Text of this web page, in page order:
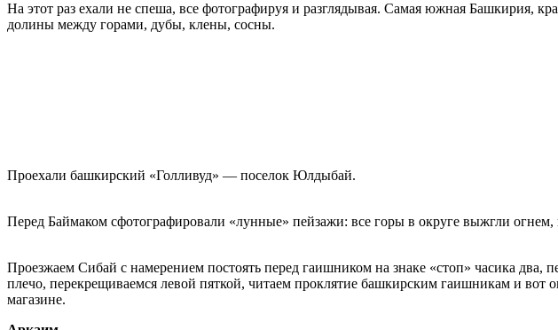
На этот раз ехали не спеша, все фотографируя и разглядывая. Самая южная Башкирия,
долины между горами, дубы, клены, сосны.
Проехали башкирский «Голливуд» — поселок Юлдыбай.
Перед Баймаком сфотографировали «лунные» пейзажи: все горы в округе выжгли
Проезжаем Сибай с намерением постоять перед гаишником на знаке «стоп» часика
плечо, перекрещиваемся левой пяткой, читаем проклятие башкирским гаишникам и
магазине.